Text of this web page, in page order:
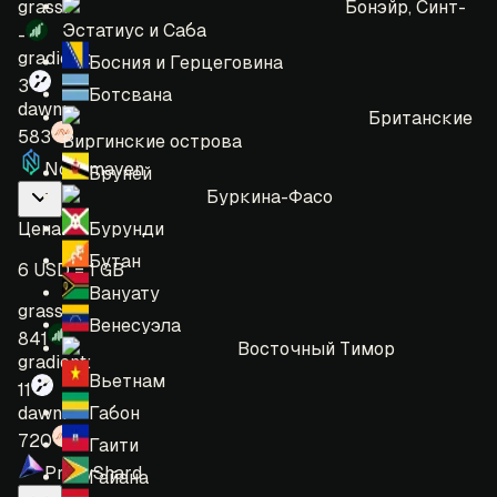
Бонэйр, Синт-
Эстатиус и Саба
Босния и Герцеговина
Ботсвана
Британские
Виргинские острова
Бруней
Буркина-Фасо
Бурунди
Бутан
Вануату
Венесуэла
Восточный Тимор
Вьетнам
Габон
Гаити
Гайана
grass:
-
gradient:
3
dawn:
583
Nodemaven
Цена:
6 USD = 1 GB
grass:
841
gradient:
11
dawn:
720
ProxyShard